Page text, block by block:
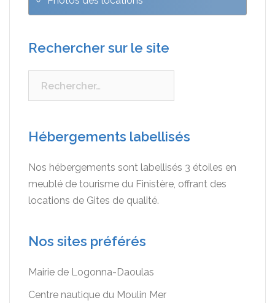
Rechercher sur le site
Hébergements labellisés
Nos hébergements sont labellisés 3 étoiles en
meublé de tourisme du Finistère, offrant des
locations de Gites de qualité.
Nos sites préférés
Mairie de Logonna-Daoulas
Centre nautique du Moulin Mer